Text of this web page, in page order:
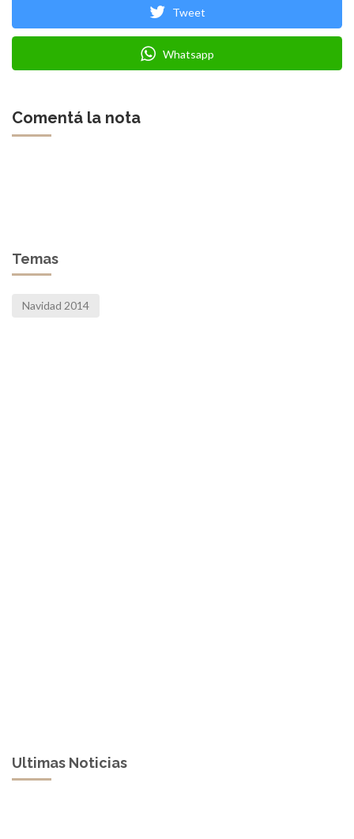
Tweet
Whatsapp
Comentá la nota
Temas
Navidad 2014
Ultimas Noticias